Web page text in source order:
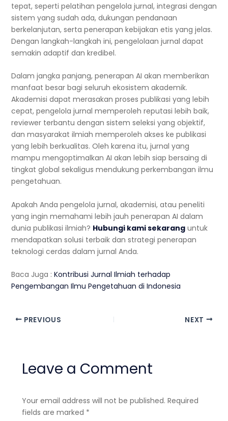
tepat, seperti pelatihan pengelola jurnal, integrasi dengan
sistem yang sudah ada, dukungan pendanaan
berkelanjutan, serta penerapan kebijakan etis yang jelas.
Dengan langkah-langkah ini, pengelolaan jurnal dapat
semakin adaptif dan kredibel.
Dalam jangka panjang, penerapan AI akan memberikan
manfaat besar bagi seluruh ekosistem akademik.
Akademisi dapat merasakan proses publikasi yang lebih
cepat, pengelola jurnal memperoleh reputasi lebih baik,
reviewer terbantu dengan sistem seleksi yang objektif,
dan masyarakat ilmiah memperoleh akses ke publikasi
yang lebih berkualitas. Oleh karena itu, jurnal yang
mampu mengoptimalkan AI akan lebih siap bersaing di
tingkat global sekaligus mendukung perkembangan ilmu
pengetahuan.
Apakah Anda pengelola jurnal, akademisi, atau peneliti
yang ingin memahami lebih jauh penerapan AI dalam
dunia publikasi ilmiah? Hubungi kami sekaranguntuk
mendapatkan solusi terbaik dan strategi penerapan
teknologi cerdas dalam jurnal Anda.
Baca Juga : Kontribusi Jurnal Ilmiah terhadap
Pengembangan Ilmu Pengetahuan di Indonesia
PREVIOUS NEXT
Leave a Comment
Your email address will not be published. Required
fields are marked *